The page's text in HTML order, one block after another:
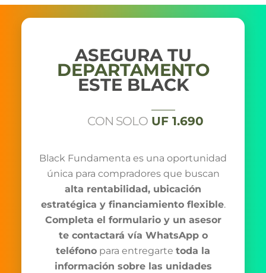
ASEGURA TU
DEPARTAMENTO
ESTE BLACK
CON SOLO UF 1.690
Black Fundamenta es una oportunidad
única para compradores que buscan
alta rentabilidad, ubicación
estratégica y financiamiento flexible.
Completa el formulario y un asesor
te contactará vía WhatsApp o
teléfono para entregarte toda la
información sobre las unidades